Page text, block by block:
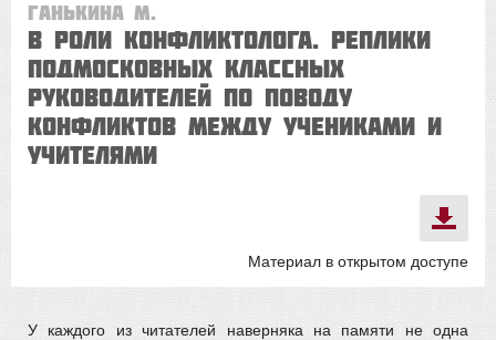
Ганькина М.
В роли конфликтолога. Реплики
подмосковных классных
руководителей по поводу
конфликтов между учениками и
учителями
Материал в открытом доступе
У каждого из читателей наверняка на памяти не одна